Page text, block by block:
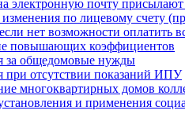
электронную почту
по лицевому счету
нет возможности оплатить
повышающих коэффициентов
за общедомовые нужды
при отсутствии показаний ИПУ
многоквартирных домов
и применения